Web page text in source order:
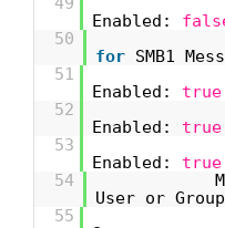
Enabled:
50
for SMB1
51
Enabled: true
52
Enabled: true
53
Enabled: true
54
User or
55